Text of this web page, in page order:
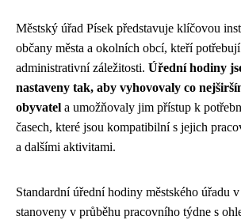
Městský úřad Písek představuje klíčovou
občany města a okolních obcí, kteří
administrativní záležitosti. Úřední hodiny
nastaveny tak, aby vyhovovaly co
obyvatel a umožňovaly jim přístup k
časech, které jsou kompatibilní s jejich
a dalšími aktivitami.
Standardní úřední hodiny městského úřadu
stanoveny v průběhu pracovního týdne s